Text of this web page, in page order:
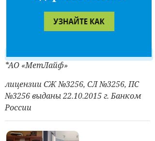
*АО «МетЛайф»
лицензии СЖ №3256, СЛ №3256, ПС
№3256 выданы 22.10.2015 г. Банком
России